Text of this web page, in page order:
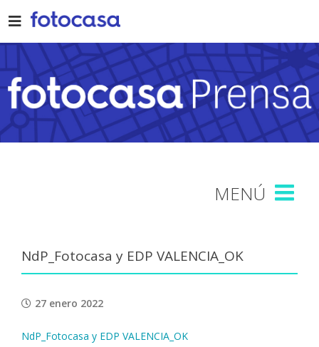
to
content
NdP_Fotocasa y EDP VALENCIA_OK
27 enero 2022
NdP_Fotocasa y EDP VALENCIA_OK